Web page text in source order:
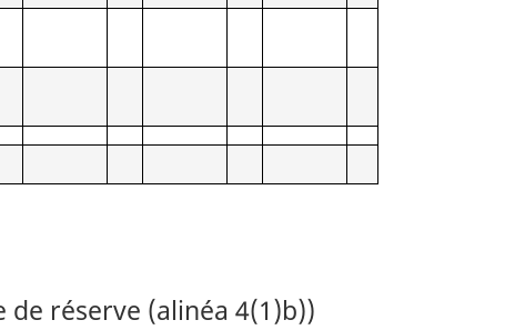
réserve (alinéa 4(1)b))